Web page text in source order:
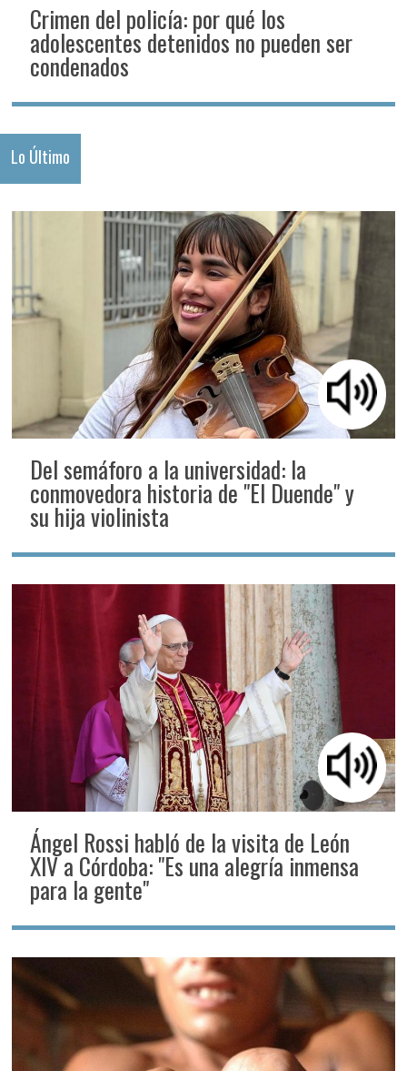
Crimen del policía: por qué los
adolescentes detenidos no pueden ser
condenados
Lo Último
Del semáforo a la universidad: la
conmovedora historia de "El Duende" y
su hija violinista
Ángel Rossi habló de la visita de León
XIV a Córdoba: "Es una alegría inmensa
para la gente"